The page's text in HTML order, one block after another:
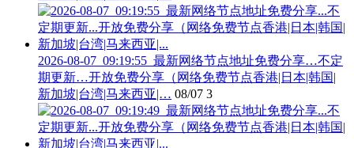
2026-08-07_09:19:55_最新网络节点地址免费分享…不定
期更新…开放免费分享（网络免费节点香港|日本|韩国|
新加坡|台湾|马来西亚|… 08/07 3